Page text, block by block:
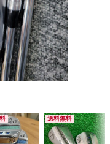
送料無料